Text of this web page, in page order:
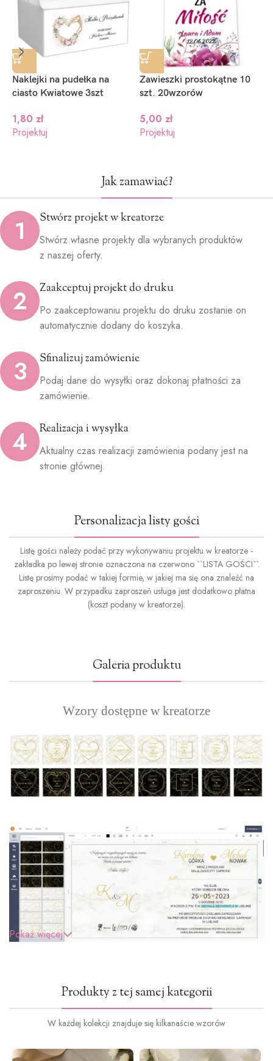
niebieski
(+1.2zł)
granat
(+1.2zł)
zielony
(+1.2zł)
Naklejki na pudełka na
ciasto Kwiatowe 3szt
1,80 zł
Projektuj
Zawieszki prostokątne 10
szt. 20wzorów
5,00 zł
Projektuj
Jak zamawiać?
1 Stwórz projekt w kreatorze
Stwórz własne projekty dla wybranych produktów
z naszej oferty.
2 Zaakceptuj projekt do druku
Po zaakceptowaniu projektu do druku zostanie on
automatycznie dodany do koszyka.
3 Sfinalizuj zamówienie
Podaj dane do wysyłki oraz dokonaj płatności za
zamówienie.
4 Realizacja i wysyłka
Aktualny czas realizacji zamówienia podany jest na
stronie głównej.
Personalizacja listy gości
Listę gości należy podać przy wykonywaniu projektu w kreatorze -
zakładka po lewej stronie oznaczona na czerwono ``LISTA GOŚCI``.
Listę prosimy podać w takiej formie, w jakiej ma się ona znaleźć na
zaproszeniu. W przypadku zaproszeń usługa jest dodatkowo płatna
(koszt podany w kreatorze).
Galeria produktu
Wzory dostępne w kreatorze
Pokaż więcej
Produkty z tej samej kategorii
W każdej kolekcji znajduje się kilkanaście wzorów